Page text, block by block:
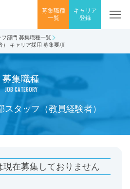
募集職種
一覧
キャリア
登録
フ部門 募集職種一覧
） キャリア採用 募集要項
募集職種
JOB CATEGORY
スタッフ（教員経験者）
現在募集しておりません